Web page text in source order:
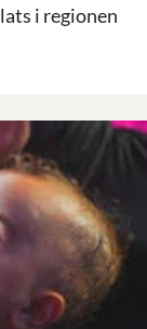
i regionen